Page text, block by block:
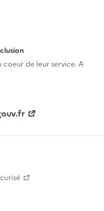
coeur de leur service. A